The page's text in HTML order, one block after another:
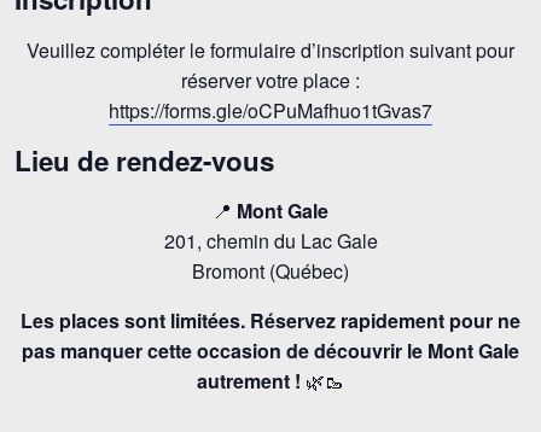
Veuillez compléter le formulaire d’inscription suivant pour
réserver votre place :
https://forms.gle/oCPuMafhuo1tGvas7
Lieu de rendez-vous
📍 Mont Gale
201, chemin du Lac Gale
Bromont (Québec)
Les places sont limitées. Réservez rapidement pour ne
pas manquer cette occasion de découvrir le Mont Gale
autrement ! 🌿🥾